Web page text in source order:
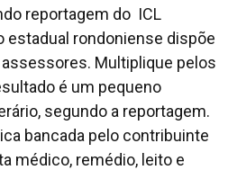
reportagem do ICL
estadual rondoniense dispõe
Multiplique pelos
é um pequeno
segundo a reportagem.
bancada pelo contribuinte
médico, remédio, leito e